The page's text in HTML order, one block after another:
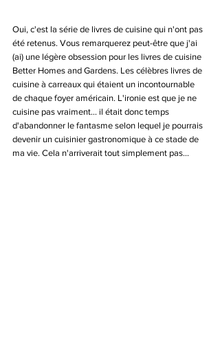
Oui, c'est la série de livres de cuisine qui n'ont pas
été retenus. Vous remarquerez peut-être que j'ai
(ai) une légère obsession pour les livres de cuisine
Better Homes and Gardens. Les célèbres livres de
cuisine à carreaux qui étaient un incontournable
de chaque foyer américain. L'ironie est que je ne
cuisine pas vraiment... il était donc temps
d'abandonner le fantasme selon lequel je pourrais
devenir un cuisinier gastronomique à ce stade de
ma vie. Cela n'arriverait tout simplement pas...